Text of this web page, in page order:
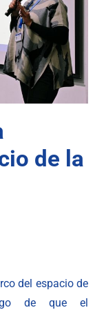
de la
del espacio de
de que el